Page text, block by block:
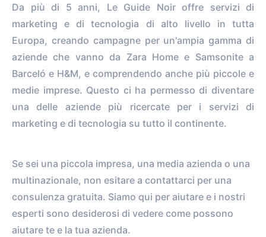
Da più di 5 anni, Le Guide Noir offre servizi di
marketing e di tecnologia di alto livello in tutta
Europa, creando campagne per un'ampia gamma di
aziende che vanno da Zara Home e Samsonite a
Barceló e H&M, e comprendendo anche più piccole e
medie imprese. Questo ci ha permesso di diventare
una delle aziende più ricercate per i servizi di
marketing e di tecnologia su tutto il continente.
Se sei una piccola impresa, una media azienda o una
multinazionale, non esitare a contattarci per una
consulenza gratuita. Siamo qui per aiutare e i nostri
esperti sono desiderosi di vedere come possono
aiutare te e la tua azienda.